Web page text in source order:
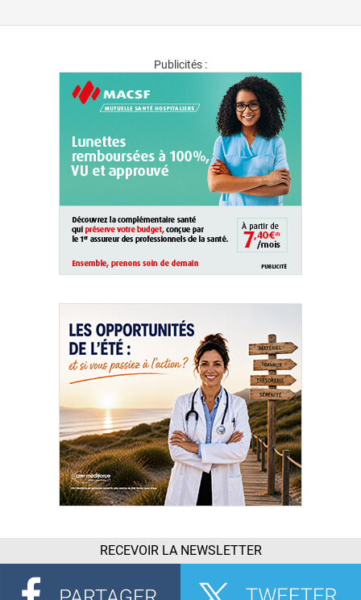
Publicités :
RECEVOIR LA NEWSLETTER